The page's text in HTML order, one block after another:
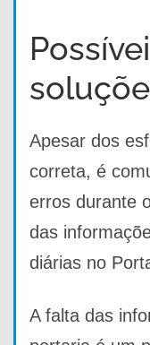
Apesar dos
correta, é
erros durante
das
diárias no
A falta das